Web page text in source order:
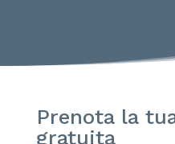
Prenota la
gratuita